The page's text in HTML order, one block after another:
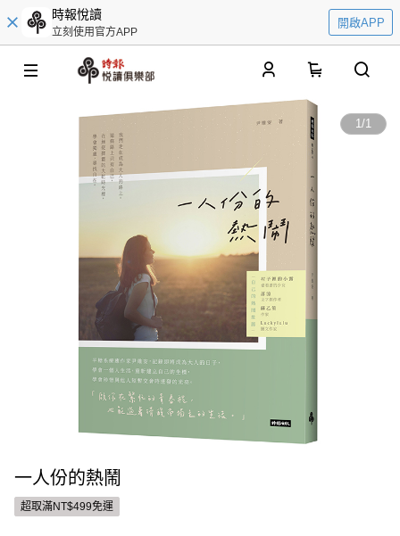
時報悅讀
立刻使用官方APP
開啟APP
1/1
一人份的熱鬧
超取滿NT$499免運